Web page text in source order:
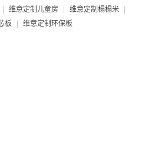
| 维意定制儿童房 | 维意定制榻榻米
|
板 | 维意定制环保板